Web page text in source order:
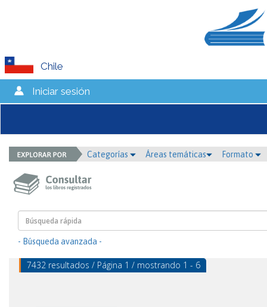
Chile
Iniciar sesión
Categorías Áreas temáticas Formato
- Búsqueda avanzada -
7432 resultados / Página 1 / mostrando 1 - 6